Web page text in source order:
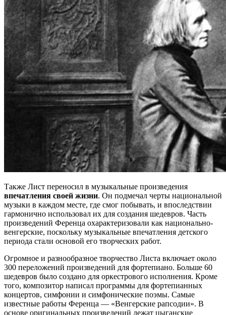
Также Лист переносил в музыкальные произведения
впечатления своей жизни. Он подмечал черты национальной
музыки в каждом месте, где смог побывать, и впоследствии
гармонично использовал их для создания шедевров. Часть
произведений Ференца охарактеризовали как национально-
венгерские, поскольку музыкальные впечатления детского
периода стали основой его творческих работ.
Огромное и разнообразное творчество Листа включает около
300 переложений произведений для фортепиано. Больше 60
шедевров было создано для оркестрового исполнения. Кроме
того, композитор написал программы для фортепианных
концертов, симфонии и симфонические поэмы. Самые
известные работы Ференца — «Венгерские рапсодии». В
основе оригинальных произведений лежат цыганские